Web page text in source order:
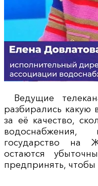
Ведущие
разбирались какую
за её качество,
государство на
остаются
предпринять,